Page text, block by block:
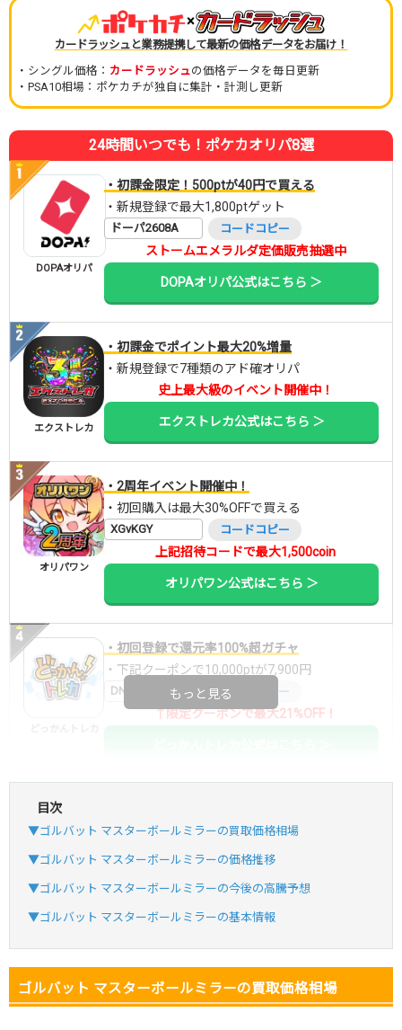
×
カードラッシュと業務提携して最新の価格データをお届け！
・シングル価格： カードラッシュの価格データを毎日更新
・PSA10相場：ポケカチが独自に集計・計測し更新
24時間いつでも！ポケカオリパ8選
DOPAオリパ
・初課金限定！500ptが40円で買える
・新規登録で最大1,800ptゲット
ドーパ2608A コードコピー
ストームエメラルダ定価販売抽選中
DOPAオリパ公式はこちら ＞
エクストレカ
・初課金でポイント最大20%増量
・新規登録で7種類のアド確オリパ
史上最大級のイベント開催中！
エクストレカ公式はこちら ＞
オリパワン
・2周年イベント開催中！
・初回購入は最大30%OFFで買える
XGvKGY コードコピー
上記招待コードで最大1,500coin
オリパワン公式はこちら ＞
・初回登録で還元率100%超ガチャ
・下記クーポンで10,000ptが7,900円
DNGBIF4X コードコピー
↑限定クーポンで最大21%OFF！
おりパンダ
・新規登録で6種類アド確解禁
SVGC7P コードコピー
・atone・ペイディ対応！
・新規登録で6種類アド確解禁
もっと見る
目次
▼ゴルバット マスターボールミラーの買取価格相場
▼ゴルバット マスターボールミラーの価格推移
▼ゴルバット マスターボールミラーの今後の高騰予想
▼ゴルバット マスターボールミラーの基本情報
ゴルバット マスターボールミラーの買取価格相場